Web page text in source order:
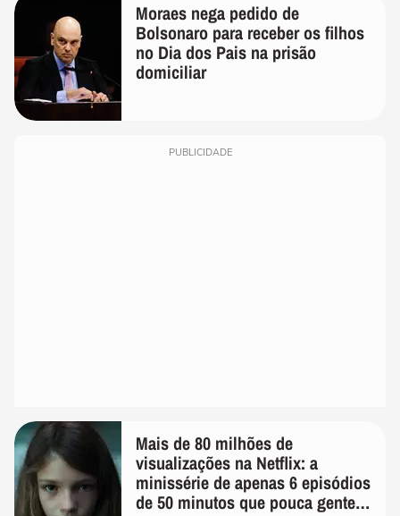
Moraes nega pedido de
Bolsonaro para receber os filhos
no Dia dos Pais na prisão
domiciliar
PUBLICIDADE
Mais de 80 milhões de
visualizações na Netflix: a
minissérie de apenas 6 episódios
de 50 minutos que pouca gente